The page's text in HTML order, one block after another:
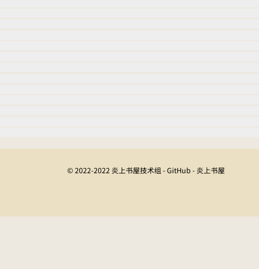
© 2022-2022 炎上书屋技术组 - GitHub - 炎上书屋